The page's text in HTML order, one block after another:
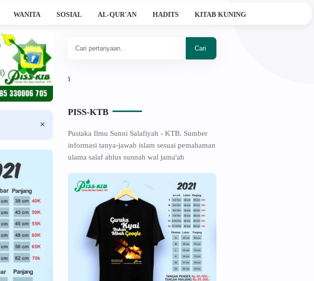
WANITA SOSIAL AL-QUR'AN HADITS KITAB KUNING
PISS-KTB
Pustaka Ilmu Sunni Salafiyah - KTB. Sumber
informasi tanya-jawab islam sesuai pemahaman
ulama salaf ahlus sunnah wal jama'ah